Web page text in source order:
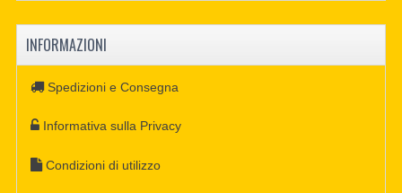
INFORMAZIONI
Spedizioni e Consegna
Informativa sulla Privacy
Condizioni di utilizzo